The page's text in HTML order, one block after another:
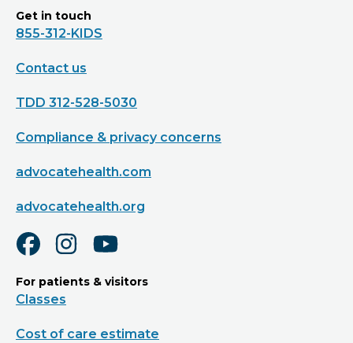
Get in touch
855-312-KIDS
Contact us
TDD 312-528-5030
Compliance & privacy concerns
advocatehealth.com
advocatehealth.org
For patients & visitors
Classes
Cost of care estimate